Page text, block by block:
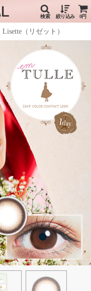
検索 絞り込み 0円
Lisette（リゼット）